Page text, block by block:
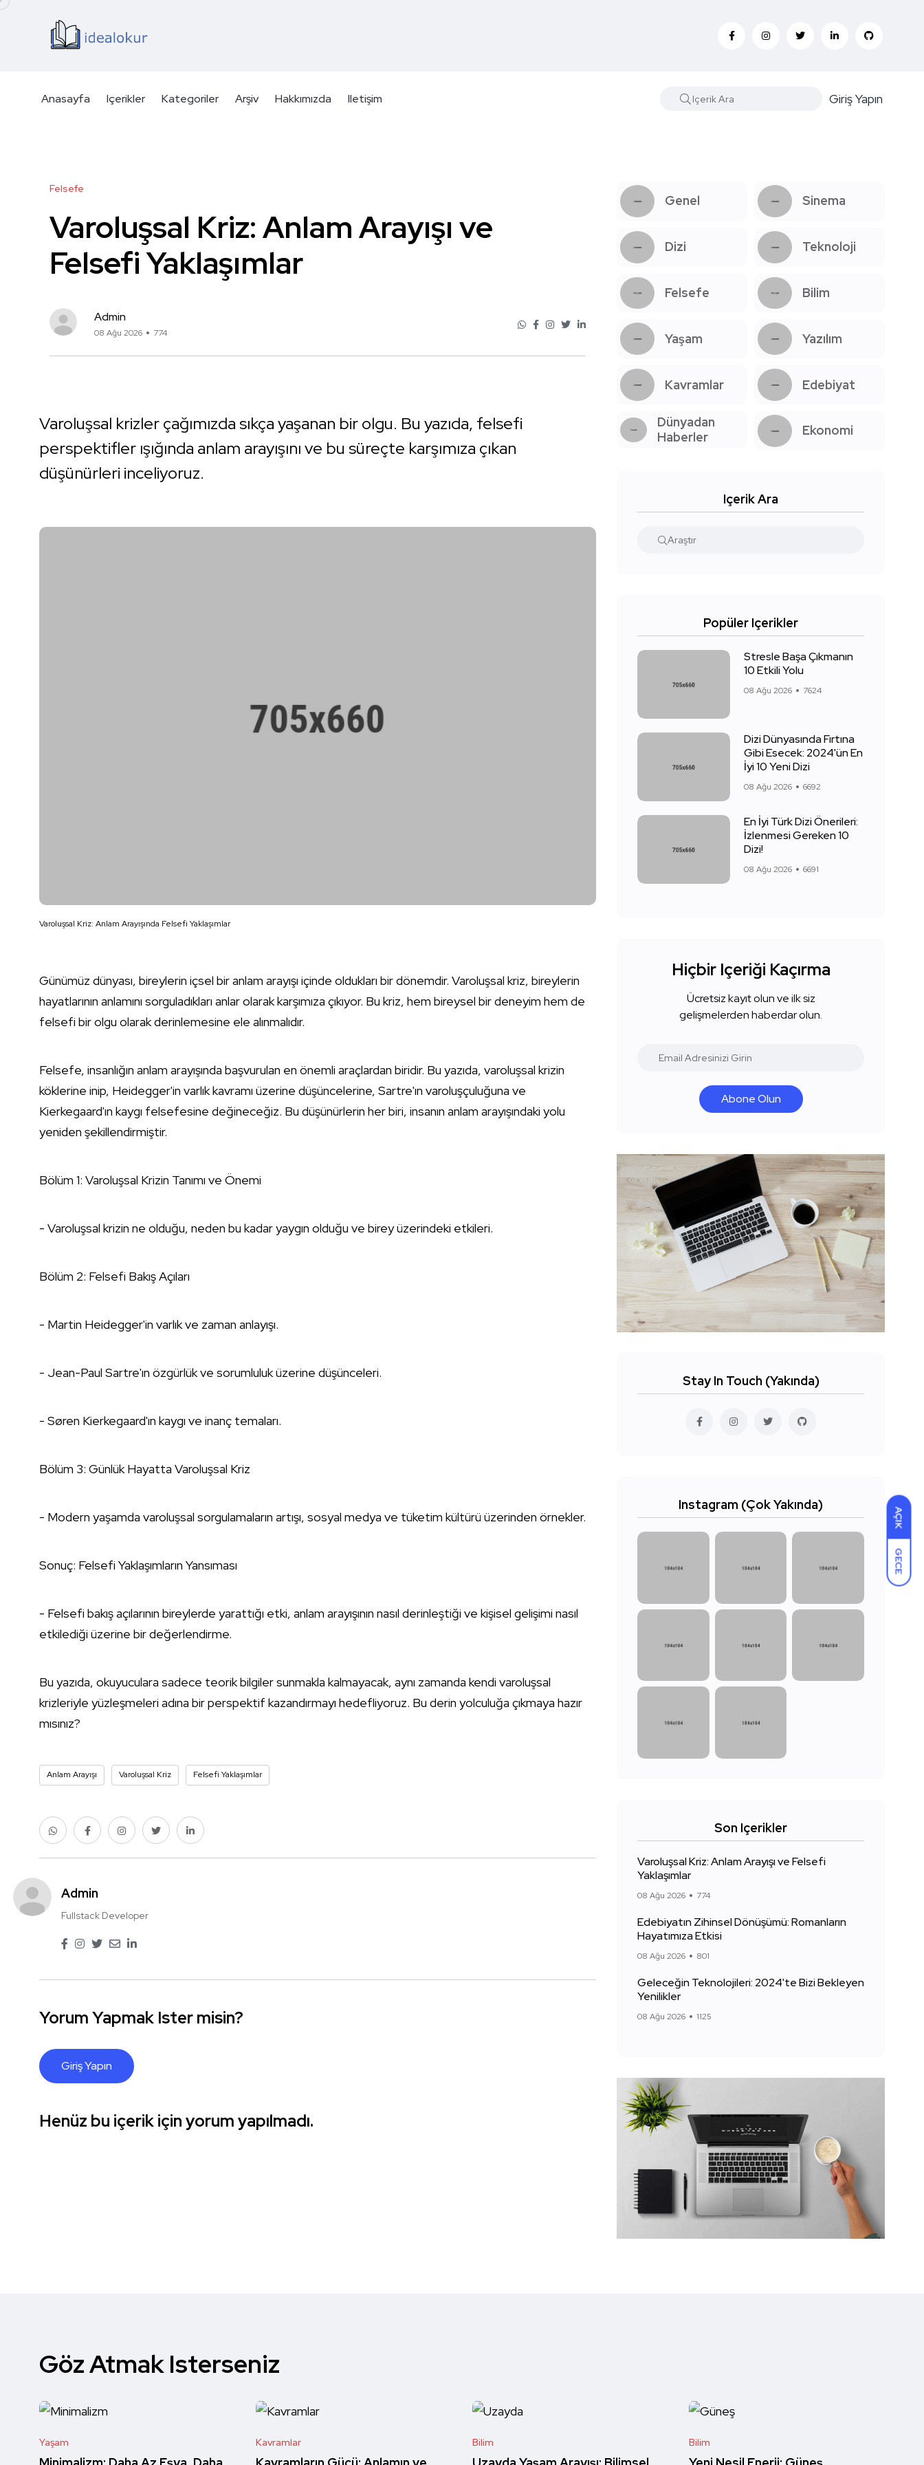
AÇIK
GECE
Anasayfa Içerikler Kategoriler Arşiv Hakkımızda Iletişim Giriş Yapın
Felsefe
Varoluşsal Kriz: Anlam Arayışı ve
Felsefi Yaklaşımlar
Admin
08 Ağu 2026 774
Varoluşsal krizler çağımızda sıkça yaşanan bir olgu. Bu yazıda, felsefi
perspektifler ışığında anlam arayışını ve bu süreçte karşımıza çıkan
düşünürleri inceliyoruz.
Varoluşsal Kriz: Anlam Arayışında Felsefi Yaklaşımlar
Günümüz dünyası, bireylerin içsel bir anlam arayışı içinde oldukları bir dönemdir. Varoluşsal kriz, bireylerin
hayatlarının anlamını sorguladıkları anlar olarak karşımıza çıkıyor. Bu kriz, hem bireysel bir deneyim hem de
felsefi bir olgu olarak derinlemesine ele alınmalıdır.
Felsefe, insanlığın anlam arayışında başvurulan en önemli araçlardan biridir. Bu yazıda, varoluşsal krizin
köklerine inip, Heidegger'in varlık kavramı üzerine düşüncelerine, Sartre'ın varoluşçuluğuna ve
Kierkegaard'ın kaygı felsefesine değineceğiz. Bu düşünürlerin her biri, insanın anlam arayışındaki yolu
yeniden şekillendirmiştir.
Bölüm 1: Varoluşsal Krizin Tanımı ve Önemi
- Varoluşsal krizin ne olduğu, neden bu kadar yaygın olduğu ve birey üzerindeki etkileri.
Bölüm 2: Felsefi Bakış Açıları
- Martin Heidegger'in varlık ve zaman anlayışı.
- Jean-Paul Sartre'ın özgürlük ve sorumluluk üzerine düşünceleri.
- Søren Kierkegaard'ın kaygı ve inanç temaları.
Bölüm 3: Günlük Hayatta Varoluşsal Kriz
- Modern yaşamda varoluşsal sorgulamaların artışı, sosyal medya ve tüketim kültürü üzerinden örnekler.
Sonuç: Felsefi Yaklaşımların Yansıması
- Felsefi bakış açılarının bireylerde yarattığı etki, anlam arayışının nasıl derinleştiği ve kişisel gelişimi nasıl
etkilediği üzerine bir değerlendirme.
Bu yazıda, okuyuculara sadece teorik bilgiler sunmakla kalmayacak, aynı zamanda kendi varoluşsal
krizleriyle yüzleşmeleri adına bir perspektif kazandırmayı hedefliyoruz. Bu derin yolculuğa çıkmaya hazır
mısınız?
Anlam Arayışı Varoluşsal Kriz Felsefi Yaklaşımlar
Admin
Fullstack Developer
Yorum Yapmak Ister misin?
Giriş Yapın
Henüz bu içerik için yorum yapılmadı.
Genel Sinema
Dizi Teknoloji
Felsefe Bilim
Yaşam Yazılım
Kavramlar Edebiyat
Dünyadan
Haberler
Ekonomi
Içerik Ara
Popüler Içerikler
Stresle Başa Çıkmanın
10 Etkili Yolu
08 Ağu 2026 7624
Dizi Dünyasında Fırtına
Gibi Esecek: 2024'ün En
İyi 10 Yeni Dizi
08 Ağu 2026 6692
En İyi Türk Dizi Önerileri:
İzlenmesi Gereken 10
Dizi!
08 Ağu 2026 6691
Hiçbir Içeriği Kaçırma
Ücretsiz kayıt olun ve ilk siz
gelişmelerden haberdar olun.
Abone Olun
Stay In Touch (Yakında)
Instagram (Çok Yakında)
Son Içerikler
Varoluşsal Kriz: Anlam Arayışı ve Felsefi
Yaklaşımlar
08 Ağu 2026 774
Edebiyatın Zihinsel Dönüşümü: Romanların
Hayatımıza Etkisi
08 Ağu 2026 801
Geleceğin Teknolojileri: 2024'te Bizi Bekleyen
Yenilikler
08 Ağu 2026 1125
Göz Atmak Isterseniz
Yaşam Kavramlar Bilim Bilim